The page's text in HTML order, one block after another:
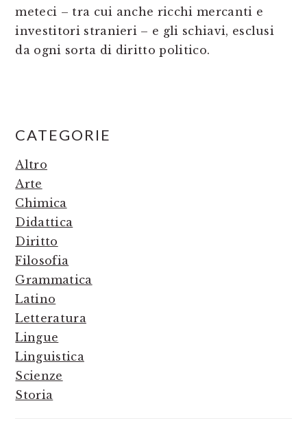
meteci – tra cui anche ricchi mercanti e
investitori stranieri – e gli schiavi, esclusi
da ogni sorta di diritto politico.
SIDEBAR
CATEGORIE
Altro
Arte
Chimica
Didattica
Diritto
Filosofia
Grammatica
Latino
Letteratura
Lingue
Linguistica
Scienze
Storia